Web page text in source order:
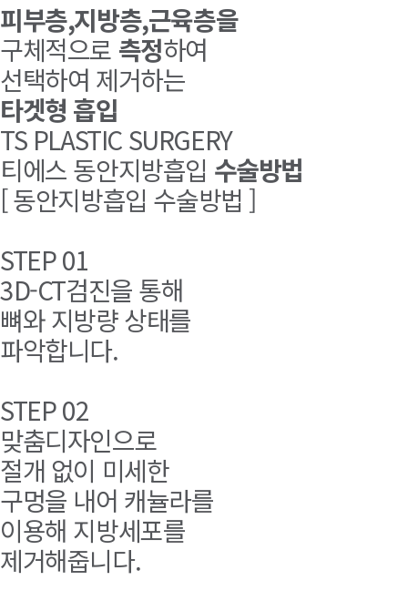
피부층,지방층,근육층을
구체적으로 측정하여
선택하여 제거하는
타겟형 흡입
TS PLASTIC SURGERY
티에스 동안지방흡입 수술방법
[동안지방흡입 수술방법 ]
STEP 01
3D-CT검진을 통해
뼈와 지방량 상태를
파악합니다.
STEP 02
맞춤디자인으로
절개 없이 미세한
구멍을 내어 캐뉼라를
이용해 지방세포를
제거해줍니다.